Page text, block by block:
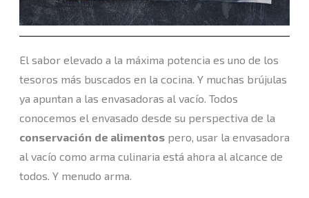
El sabor elevado a la máxima potencia es uno de los
tesoros más buscados en la cocina. Y muchas brújulas
ya apuntan a las envasadoras al vacío. Todos
conocemos el envasado desde su perspectiva de la
conservación de alimentospero, usar la envasadora
al vacío como arma culinaria está ahora al alcance de
todos. Y menudo arma.